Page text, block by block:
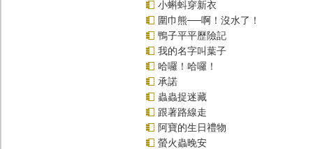
小蝌蚪穿新衣
圍巾熊──啊！沒水了！
鴨子平平歷險記
我的名字叫葉子
哈囉！哈囉！
承諾
蟲蟲捉迷藏
跟著路線走
阿寶的生日禮物
螢火蟲晚安